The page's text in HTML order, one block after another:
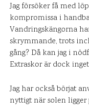
Jag försöker få med
kompromissa i
Vandringskängorna
skrymmande, trots
gång? Då kan jag i
Extraskor är dock
Jag har också börjat
nyttigt när solen ligger